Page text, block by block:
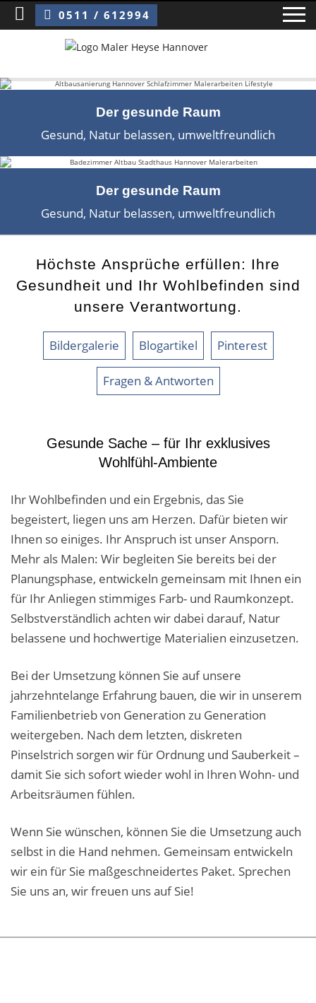
Sie sind hier:Der gesunde Raum
0511 / 612994
Blog
Über uns ›
Über uns
Referenzen und Kundenbewertungen
Storytelling
Stellenangebote: Maler-Facharbeiter gesucht
Stellenangebot: Backoffice Manager/in
Altbausanierung
Bodenbeläge & Designböden
Business Feng-Shui
Der gesunde Raum
Echtmetalloptik
Fassadensanierung
Fugenlos
Kalkkind-Fachbetrieb – Sumpfkalk-Oberflächen
Malerarbeiten
Rostoptik
Tapezierarbeiten
Wandbegrünungen
Wärmedämmung / WDVS
Service ›
Der gesunde Raum
Gesund, Natur belassen, umweltfreundlich
Der gesunde Raum
Gesund, Natur belassen, umweltfreundlich
Höchste Ansprüche erfüllen: Ihre
Gesundheit und Ihr Wohlbefinden sind
unsere Verantwortung.
Bildergalerie Blogartikel Pinterest
Fragen & Antworten
Gesunde Sache – für Ihr exklusives
Wohlfühl-Ambiente
Ihr Wohlbefinden und ein Ergebnis, das Sie
begeistert, liegen uns am Herzen. Dafür bieten wir
Ihnen so einiges. Ihr Anspruch ist unser Ansporn.
Mehr als Malen: Wir begleiten Sie bereits bei der
Planungsphase, entwickeln gemeinsam mit Ihnen ein
für Ihr Anliegen stimmiges Farb- und Raumkonzept.
Selbstverständlich achten wir dabei darauf, Natur
belassene und hochwertige Materialien einzusetzen.
Bei der Umsetzung können Sie auf unsere
jahrzehntelange Erfahrung bauen, die wir in unserem
Familienbetrieb von Generation zu Generation
weitergeben. Nach dem letzten, diskreten
Pinselstrich sorgen wir für Ordnung und Sauberkeit –
damit Sie sich sofort wieder wohl in Ihren Wohn- und
Arbeitsräumen fühlen.
Wenn Sie wünschen, können Sie die Umsetzung auch
selbst in die Hand nehmen. Gemeinsam entwickeln
wir ein für Sie maßgeschneidertes Paket. Sprechen
Sie uns an, wir freuen uns auf Sie!